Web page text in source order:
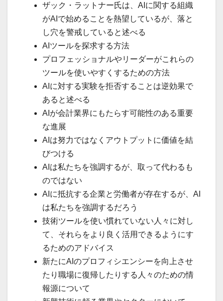
ザック・ラットナー氏は、AIに関する組織
がAIで始めることを熱望しているが、落と
し穴を警戒していると述べる
AIツールを探求する方法
プロフェッショナルやリーダーがこれらの
ツールを使いやすくするための方法
AIに対する実験を拒否することは逆効果で
あると述べる
AIが会計業界にもたらす可能性のある重要
な進展
AIは努力ではなくアウトプットに価値を結
びつける
AIは私たちを強調するが、取って代わるも
のではない
AIに抵抗する企業と労働者が存在するが、AI
は私たちを強調するだろう
技術ツールを使い慣れていない人々に対し
て、それらをより良く活用できるようにす
るためのアドバイス
新たにAIのプロフィシエンシーを向上させ
たり職場に復帰したりする人々のための情
報源について